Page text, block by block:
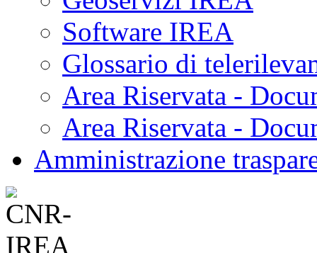
Software IREA
Glossario di
Area Riservata -
Area Riservata -
Amministrazione